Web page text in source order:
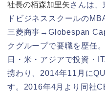
社長の栢森加里矢さんは
ドビジネススクールの
三菱商事→Globespan
クグループで要職を歴任。
日・米・アジアで投資・
携わり、2014年11月に
す。2016年4月より同社